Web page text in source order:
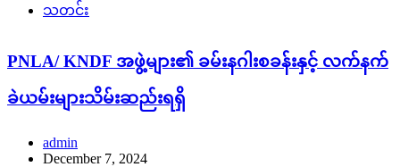
သတင်း
PNLA/ KNDF အဖွဲ့များ၏ ခမ်းနဂါးစခန်းနှင့် လက်နက်
ခဲယမ်းများသိမ်းဆည်းရရှိ
admin
December 7, 2024